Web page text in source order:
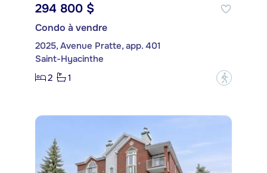
294 800 $
Condo à vendre
2025, Avenue Pratte, app. 401
Saint-Hyacinthe
2
1 ?